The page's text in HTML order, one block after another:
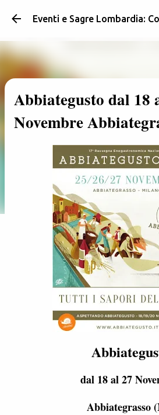
Passa ai contenuti
Abbiategusto dal 18
Novembre
dal 18 al 27
Abbiategrasso